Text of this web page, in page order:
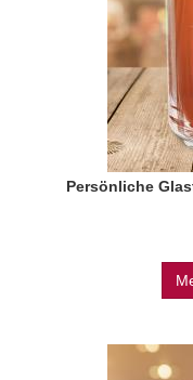
Persönliche